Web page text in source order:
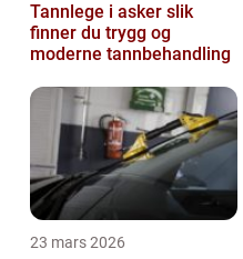
Tannlege i asker slik
finner du trygg og
moderne tannbehandling
23 mars 2026